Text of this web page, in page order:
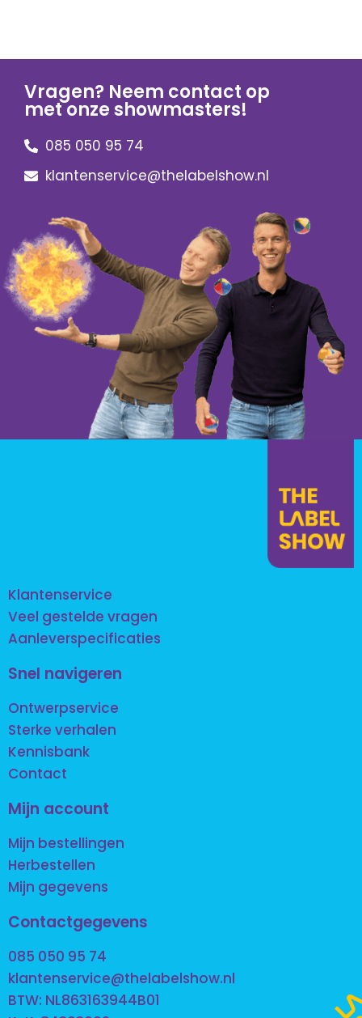
Vragen? Neem contact op
met onze showmasters!
085 050 95 74
klantenservice@thelabelshow.nl
Klantenservice
Veel gestelde vragen
Aanleverspecificaties
Snel navigeren
Ontwerpservice
Sterke verhalen
Kennisbank
Contact
Mijn account
Mijn bestellingen
Herbestellen
Mijn gegevens
Contactgegevens
085 050 95 74
klantenservice@thelabelshow.nl
BTW: NL863163944B01